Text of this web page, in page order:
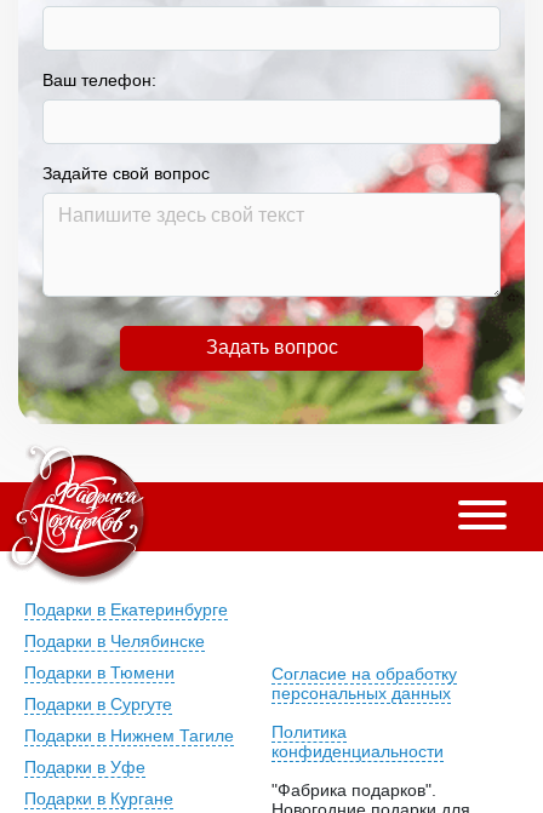
Ваш телефон:
Задайте свой вопрос
Задать вопрос
Подарки в Екатеринбурге
Подарки в Челябинске
Подарки в Тюмени
Подарки в Сургуте
Подарки в Нижнем Тагиле
Подарки в Уфе
Подарки в Кургане
Согласие на обработку
персональных данных
Политика
конфиденциальности
"Фабрика подарков".